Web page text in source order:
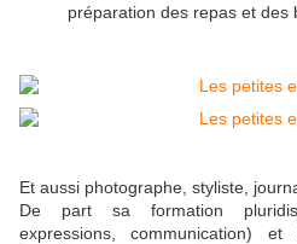
préparation des repas et des
Et aussi photographe, styliste,
De part sa formation
expressions, communication) et